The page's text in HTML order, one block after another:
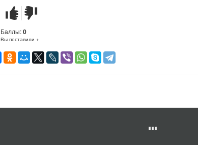
Стих
понравился
Стих
не
понравился
Баллы:0
Вы поставили +